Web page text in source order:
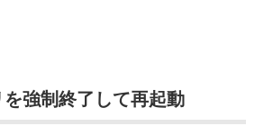
を強制終了して再起動